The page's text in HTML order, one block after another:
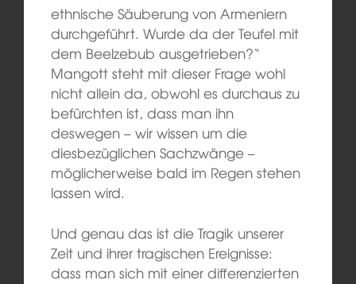
ethnische Säuberung von Armeniern
durchgeführt. Wurde da der Teufel mit
dem Beelzebub ausgetrieben?“
Mangott steht mit dieser Frage wohl
nicht allein da, obwohl es durchaus zu
befürchten ist, dass man ihn
deswegen – wir wissen um die
diesbezüglichen Sachzwänge –
möglicherweise bald im Regen stehen
lassen wird.
Und genau das ist die Tragik unserer
Zeit und ihrer tragischen Ereignisse:
dass man sich mit einer differenzierten